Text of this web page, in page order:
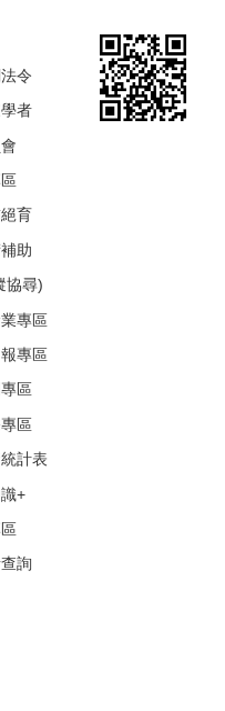
令
者
育
助
協尋)
專區
專區
區
區
計表
+
詢